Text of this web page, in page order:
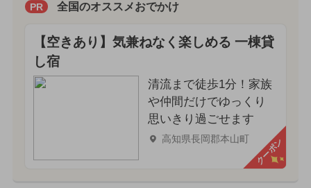
PR 全国のオススメおでかけ
【空きあり】気兼ねなく楽しめる 一棟貸
し宿
清流まで徒歩1分！家族
や仲間だけでゆっくり
思いきり過ごせます
高知県長岡郡本山町 クーポン